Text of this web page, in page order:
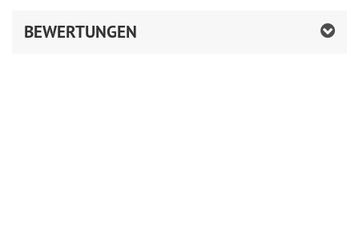
BEWERTUNGEN